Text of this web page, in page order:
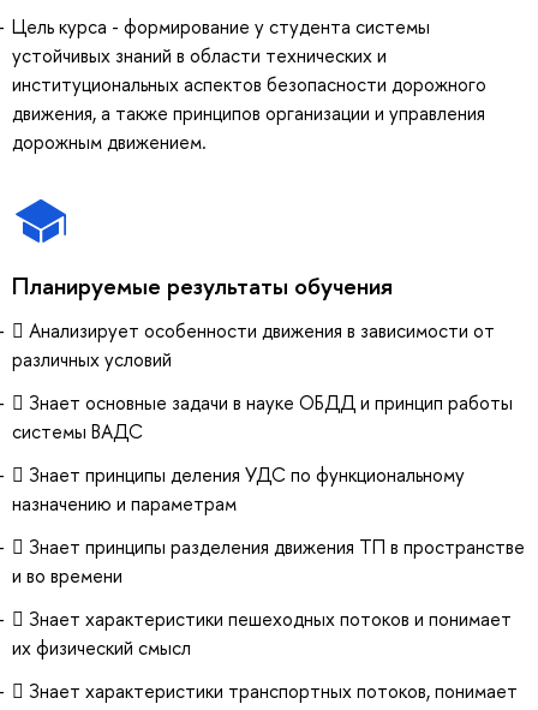
Цель курса - формирование у студента системы
устойчивых знаний в области технических и
институциональных аспектов безопасности дорожного
движения, а также принципов организации и управления
дорожным движением.
Планируемые результаты обучения
 Анализирует особенности движения в зависимости от
различных условий
 Знает основные задачи в науке ОБДД и принцип работы
системы ВАДС
 Знает принципы деления УДС по функциональному
назначению и параметрам
 Знает принципы разделения движения ТП в пространстве
и во времени
 Знает характеристики пешеходных потоков и понимает
их физический смысл
 Знает характеристики транспортных потоков, понимает